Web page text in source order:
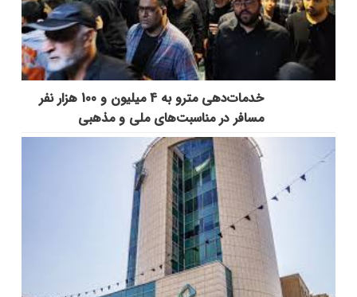
خدمات‌دهي مترو به 4 ميليون و 100 هزار نفر
مسافر در مناسبت‌هاي ملي و مذهبي